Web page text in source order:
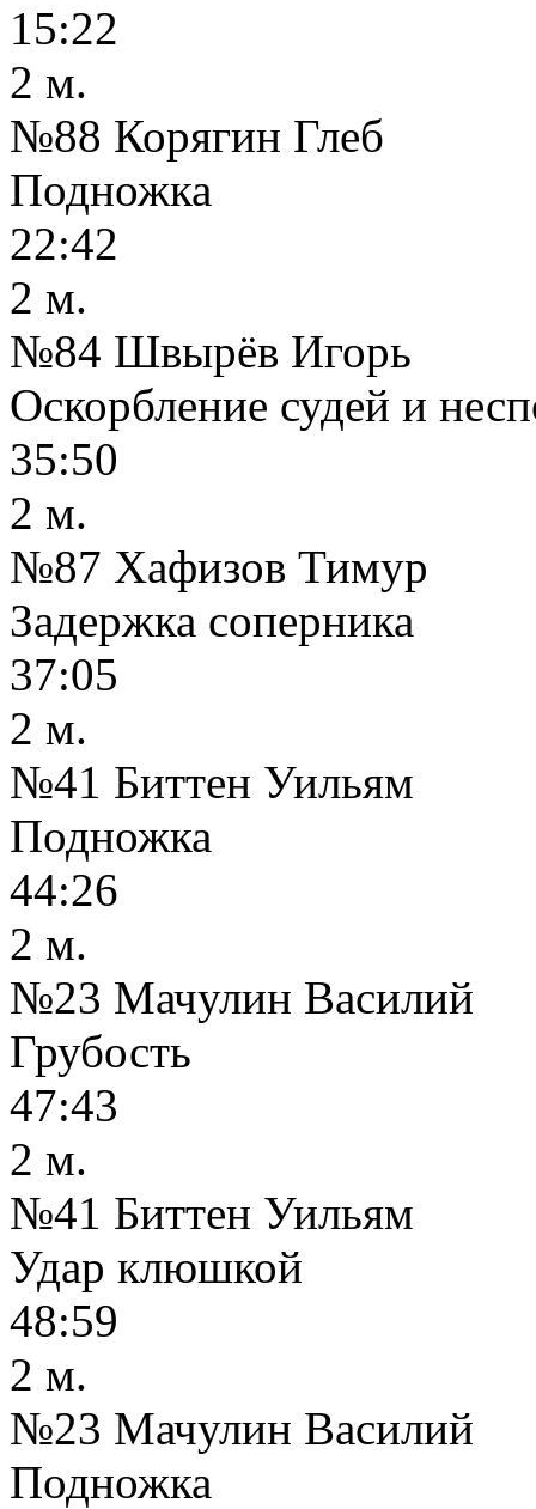
15:22
2 м.
№88 Корягин Глеб
Подножка
22:42
2 м.
№84 Швырёв Игорь
Оскорбление судей и
35:50
2 м.
№87 Хафизов Тимур
Задержка соперника
37:05
2 м.
№41 Биттен Уильям
Подножка
44:26
2 м.
№23 Мачулин Василий
Грубость
47:43
2 м.
№41 Биттен Уильям
Удар клюшкой
48:59
2 м.
№23 Мачулин Василий
Подножка